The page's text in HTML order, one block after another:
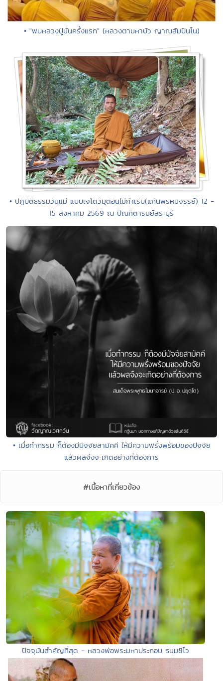
• "พบหลวงปู่มั่นครั้งแรก" (หลวงตามหาบัว ญาณสัมปันโน)
• ปฏิบัติธรรมวันแม่ แบบเจโตวิมุติอันไม่กำเริบ(แก่นพรหมจรรย์) 12 -
15 สิงหาคม 2569 ณ ปัณฑิตารมย์สระบุรี
• เมื่อทำกรรม ก็ต้องมีปัจจัยสามัคคี ให้มีความพรั่งพร้อมของปัจจัย
แล้วผลจึงจะเกิดอย่างที่ต้องการ
#เนื้อหาที่เกี่ยวข้อง
ปัจจุบันสำคัญที่สุด - หลวงพ่อพระมหาประกอบ ธมฺมชีโว